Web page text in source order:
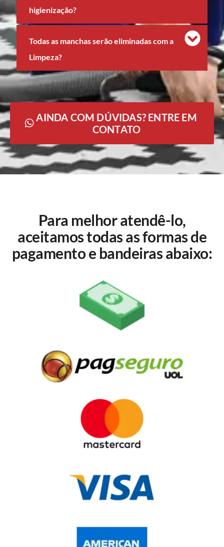
higienização?
Todas as manchas serão eliminadas com a
Limpeza?
AINDA COM DÚVIDAS? ENTRE EM
CONTATO
Para melhor atendê-lo,
aceitamos todas as formas de
pagamento e bandeiras abaixo: